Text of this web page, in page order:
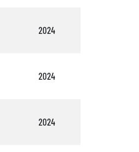
2024
2024
2024